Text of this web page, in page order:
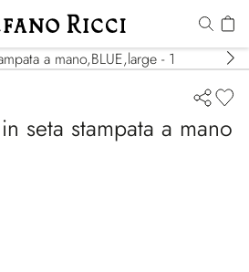
seta stampata a mano